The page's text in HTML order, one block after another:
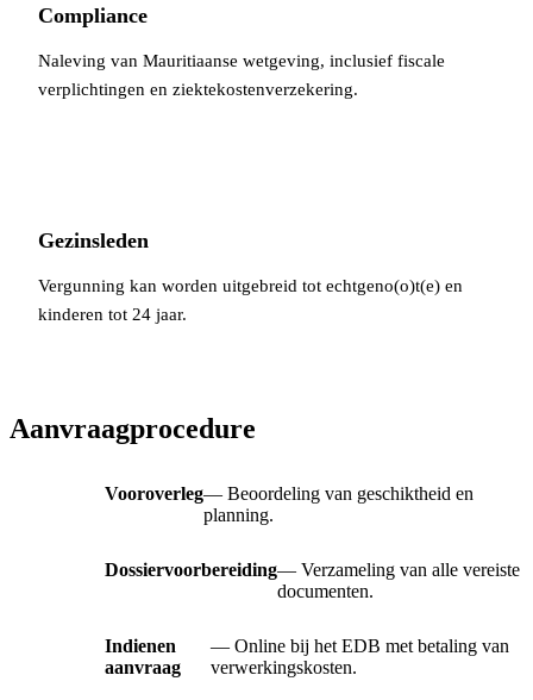
Compliance
Naleving van Mauritiaanse wetgeving, inclusief fiscale
verplichtingen en ziektekostenverzekering.
Gezinsleden
Vergunning kan worden uitgebreid tot echtgeno(o)t(e) en
kinderen tot 24 jaar.
Aanvraagprocedure
Vooroverleg— Beoordeling van geschiktheid en
planning.
Dossiervoorbereiding— Verzameling van alle vereiste
documenten.
Indienen
aanvraag
— Online bij het EDB met betaling van
verwerkingskosten.